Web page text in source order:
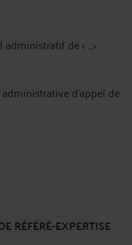
de < ...>
d'appel de
RÉFÉRÉ-EXPERTISE